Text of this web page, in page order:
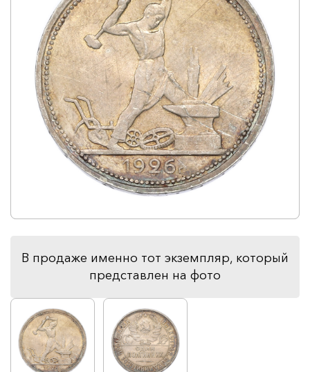
В продаже именно тот экземпляр, который
представлен на фото